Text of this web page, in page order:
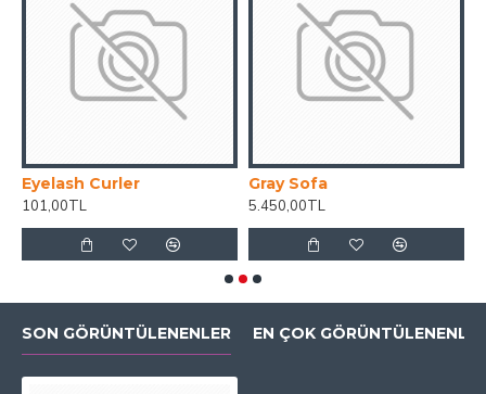
Eyelash Curler
101,00TL
Gray Sofa
5.450,00TL
SON GÖRÜNTÜLENENLER EN ÇOK